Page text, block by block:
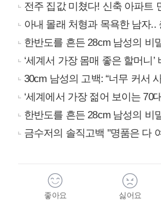
전주 집값 미쳤다! 신축 아파트
아내 몰래 처형과 목욕한 남자..
한반도를 흔든 28cm 남성의 비
‘세계서 가장 몸매 좋은 할머니’
30cm 남성의 고백: “너무 커서
‘세계에서 가장 젊어 보이는 70
한반도를 흔든 28cm 남성의 비
금수저의 솔직고백 "명품은 다
좋아요
싫어요